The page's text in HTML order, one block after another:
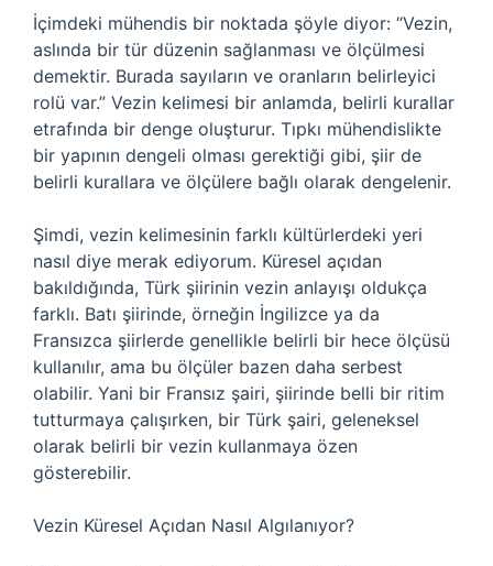
İçimdeki mühendis bir noktada şöyle diyor: “Vezin,
aslında bir tür düzenin sağlanması ve ölçülmesi
demektir. Burada sayıların ve oranların belirleyici
rolü var.” Vezin kelimesi bir anlamda, belirli kurallar
etrafında bir denge oluşturur. Tıpkı mühendislikte
bir yapının dengeli olması gerektiği gibi, şiir de
belirli kurallara ve ölçülere bağlı olarak dengelenir.
Şimdi, vezin kelimesinin farklı kültürlerdeki yeri
nasıl diye merak ediyorum. Küresel açıdan
bakıldığında, Türk şiirinin vezin anlayışı oldukça
farklı. Batı şiirinde, örneğin İngilizce ya da
Fransızca şiirlerde genellikle belirli bir hece ölçüsü
kullanılır, ama bu ölçüler bazen daha serbest
olabilir. Yani bir Fransız şairi, şiirinde belli bir ritim
tutturmaya çalışırken, bir Türk şairi, geleneksel
olarak belirli bir vezin kullanmaya özen
gösterebilir.
Vezin Küresel Açıdan Nasıl Algılanıyor?